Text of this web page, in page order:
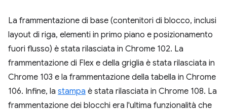
La frammentazione di base (contenitori di blocco, inclusi
layout di riga, elementi in primo piano e posizionamento
fuori flusso) è stata rilasciata in Chrome 102. La
frammentazione di Flex e della griglia è stata rilasciata in
Chrome 103 e la frammentazione della tabella in Chrome
106. Infine, la stampa è stata rilasciata in Chrome 108. La
frammentazione dei blocchi era l'ultima funzionalità che